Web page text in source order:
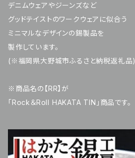
デニムウェアやジーンズなど
グッドテイストのワークウェアに似合う
ミニマルなデザインの錫製品を
製作しています。
(※福岡県大野城市ふるさと納税返礼品)
※商品名の【RR】が
「Rock＆Roll HAKATA TIN」商品です。